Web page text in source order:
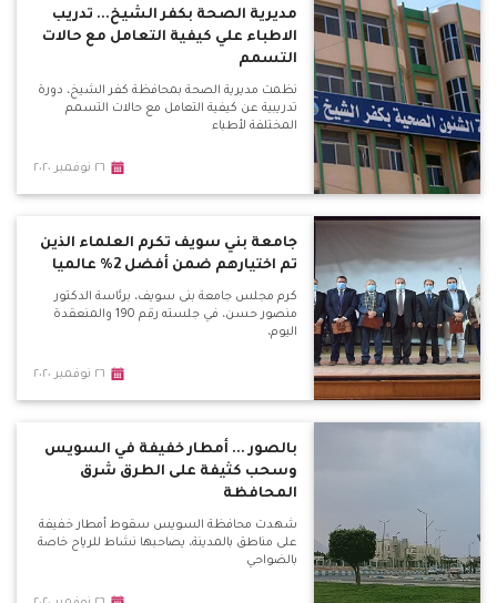
مديرية الصحة بكفر الشيخ... تدريب
الاطباء علي كيفية التعامل مع حالات
التسمم
نظمت مديرية الصحة بمحافظة كفر الشيخ، دورة
تدريبية عن كيفية التعامل مع حالات التسمم
المختلفة لأطباء
٢٦ نوفمبر ٢٠٢٠
جامعة بني سويف تكرم العلماء الذين
تم اختيارهم ضمن أفضل 2% عالميا
كرم مجلس جامعة بنى سويف، برئاسة الدكتور
منصور حسن، في جلسته رقم 190 والمنعقدة
اليوم،
٢٦ نوفمبر ٢٠٢٠
بالصور ... أمطار خفيفة في السويس
وسحب كثيفة على الطرق شرق
المحافظة
شهدت محافظة السويس سقوط أمطار خفيفة
على مناطق بالمدينة، يصاحبها نشاط للرياح خاصة
بالضواحي